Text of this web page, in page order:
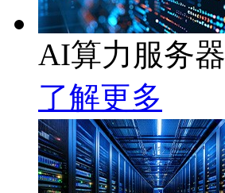
AI算力服务器
了解更多